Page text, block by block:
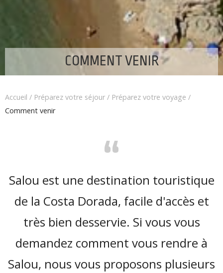
COMMENT VENIR
Accueil / Préparez votre séjour / Préparez votre voyage /
Comment venir
“
Salou est une destination touristique
de la Costa Dorada, facile d'accès et
très bien desservie. Si vous vous
demandez comment vous rendre à
Salou, nous vous proposons plusieurs